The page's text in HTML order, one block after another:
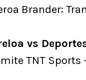
Brander:
vs
TNT Sports